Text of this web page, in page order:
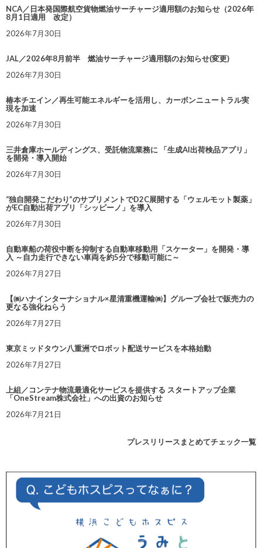
NCA／日本発国際航空貨物燃油サーチャージ適用額のお知らせ（2026年
8月1日適用 改定）
2026年7月30日
JAL／2026年8月前半 燃油サーチャージ適用額のお知らせ(変更)
2026年7月30日
椿本チエイン／再生可能エネルギーを活用し、カーボンニュートラル実
現を加速
2026年7月30日
三井倉庫ホールディングス、受託物流業務に 「生成AI出荷検品アプリ」
を開発・導入開始
2026年7月30日
“独自開発こだわり”のサプリメントでD2C展開する「ウェルモット製薬」
がEC自動出荷アプリ「シッピーノ」を導入
2026年7月30日
自動車船の荷役中断を抑制する自動車移動用「スケーター」を開発・導
入 ～自力走行できない車両を約5分で移動可能に～
2026年7月27日
【㈱ハナインターナショナル×星清重機運輸㈱】グループ会社で販売力の
更なる強化ねらう
2026年7月27日
東京ミッドタウン八重洲でロボット配送サービスを本格始動
2026年7月27日
上組／コンテナ物流最適化サービスを提供する スタートアップ企業
「OneStream株式会社」への出資のお知らせ
2026年7月21日
プレスリリースまとめてチェック一覧